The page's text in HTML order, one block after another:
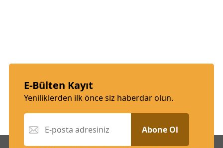
E-Bülten Kayıt
Yeniliklerden ilk önce siz haberdar olun.
Abone Ol